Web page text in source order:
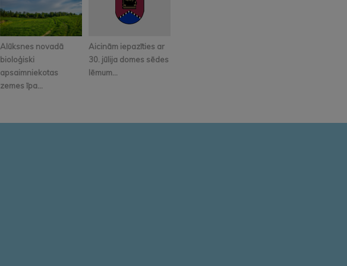
Alūksnes novadā
bioloģiski
apsaimniekotas
zemes īpa...
Aicinām iepazīties ar
30. jūlija domes sēdes
lēmum...